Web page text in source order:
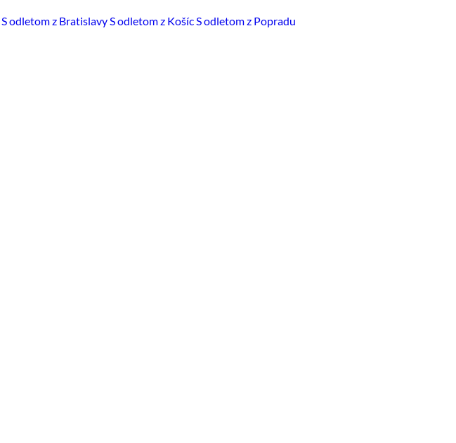
S odletom z BratislavyS odletom z KošícS odletom z Popradu